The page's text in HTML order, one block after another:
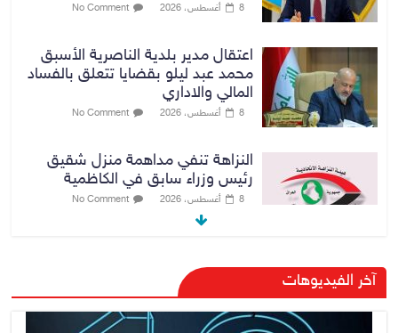
8 أغسطس، 2026 No Comment
اعتقال مدير بلدية الناصرية الأسبق
محمد عبد ليلو بقضايا تتعلق بالفساد
المالي والاداري
8 أغسطس، 2026 No Comment
النزاهة تنفي مداهمة منزل شقيق
رئيس وزراء سابق في الكاظمية
8 أغسطس، 2026 No Comment
رئيس حكومة إقليم كردستان مسرور
بارزاني ينفي ما يشاع عن وجود
عسكري أمريكي في بعض قواعد
الإقليم
آخر الفيديوهات